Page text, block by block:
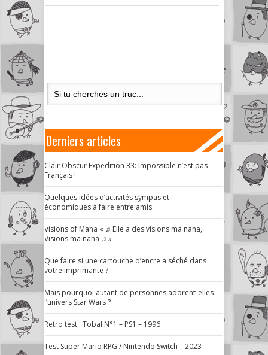
Derniers articles
Clair Obscur Expedition 33: Impossible n’est pas
Français !
Quelques idées d’activités sympas et
économiques à faire entre amis
Visions of Mana « ♫ Elle a des visions ma nana,
Visions ma nana ♫ »
Que faire si une cartouche d’encre a séché dans
votre imprimante ?
Mais pourquoi autant de personnes adorent-elles
l’univers Star Wars ?
Retro test : Tobal N°1 – PS1 – 1996
Test Super Mario RPG / Nintendo Switch – 2023